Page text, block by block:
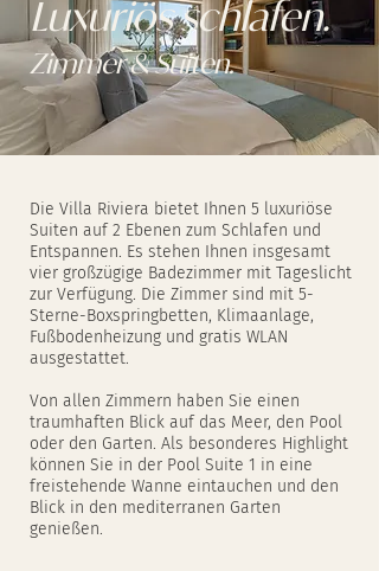
Luxuriös schlafen.
Zimmer & Suiten.
Die Villa Riviera bietet Ihnen 5 luxuriöse
Suiten auf 2 Ebenen zum Schlafen und
Entspannen. Es stehen Ihnen insgesamt
vier großzügige Badezimmer mit Tageslicht
zur Verfügung. Die Zimmer sind mit 5-
Sterne-Boxspringbetten, Klimaanlage,
Fußbodenheizung und gratis WLAN
ausgestattet.
Von allen Zimmern haben Sie einen
traumhaften Blick auf das Meer, den Pool
oder den Garten. Als besonderes Highlight
können Sie in der Pool Suite 1 in eine
freistehende Wanne eintauchen und den
Blick in den mediterranen Garten
genießen.